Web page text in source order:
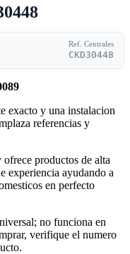
Ref. Centrales
CKD30448
exacto y una instalacion
referencias y
productos de alta
experiencia ayudando a
en perfecto
no funciona en
verifique el numero